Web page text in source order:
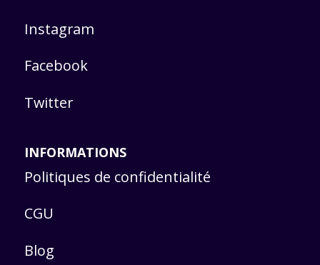
Instagram
Facebook
Twitter
INFORMATIONS
Politiques de confidentialité
CGU
Blog